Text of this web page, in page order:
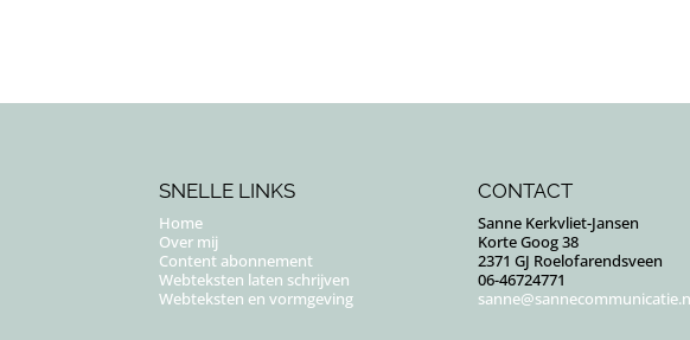
SNELLE LINKS
Home
Over mij
Content abonnement
Webteksten laten schrijven
Webteksten en vormgeving
CONTACT
Sanne Kerkvliet-Jansen
Korte Goog 38
2371 GJ Roelofarendsveen
06-46724771